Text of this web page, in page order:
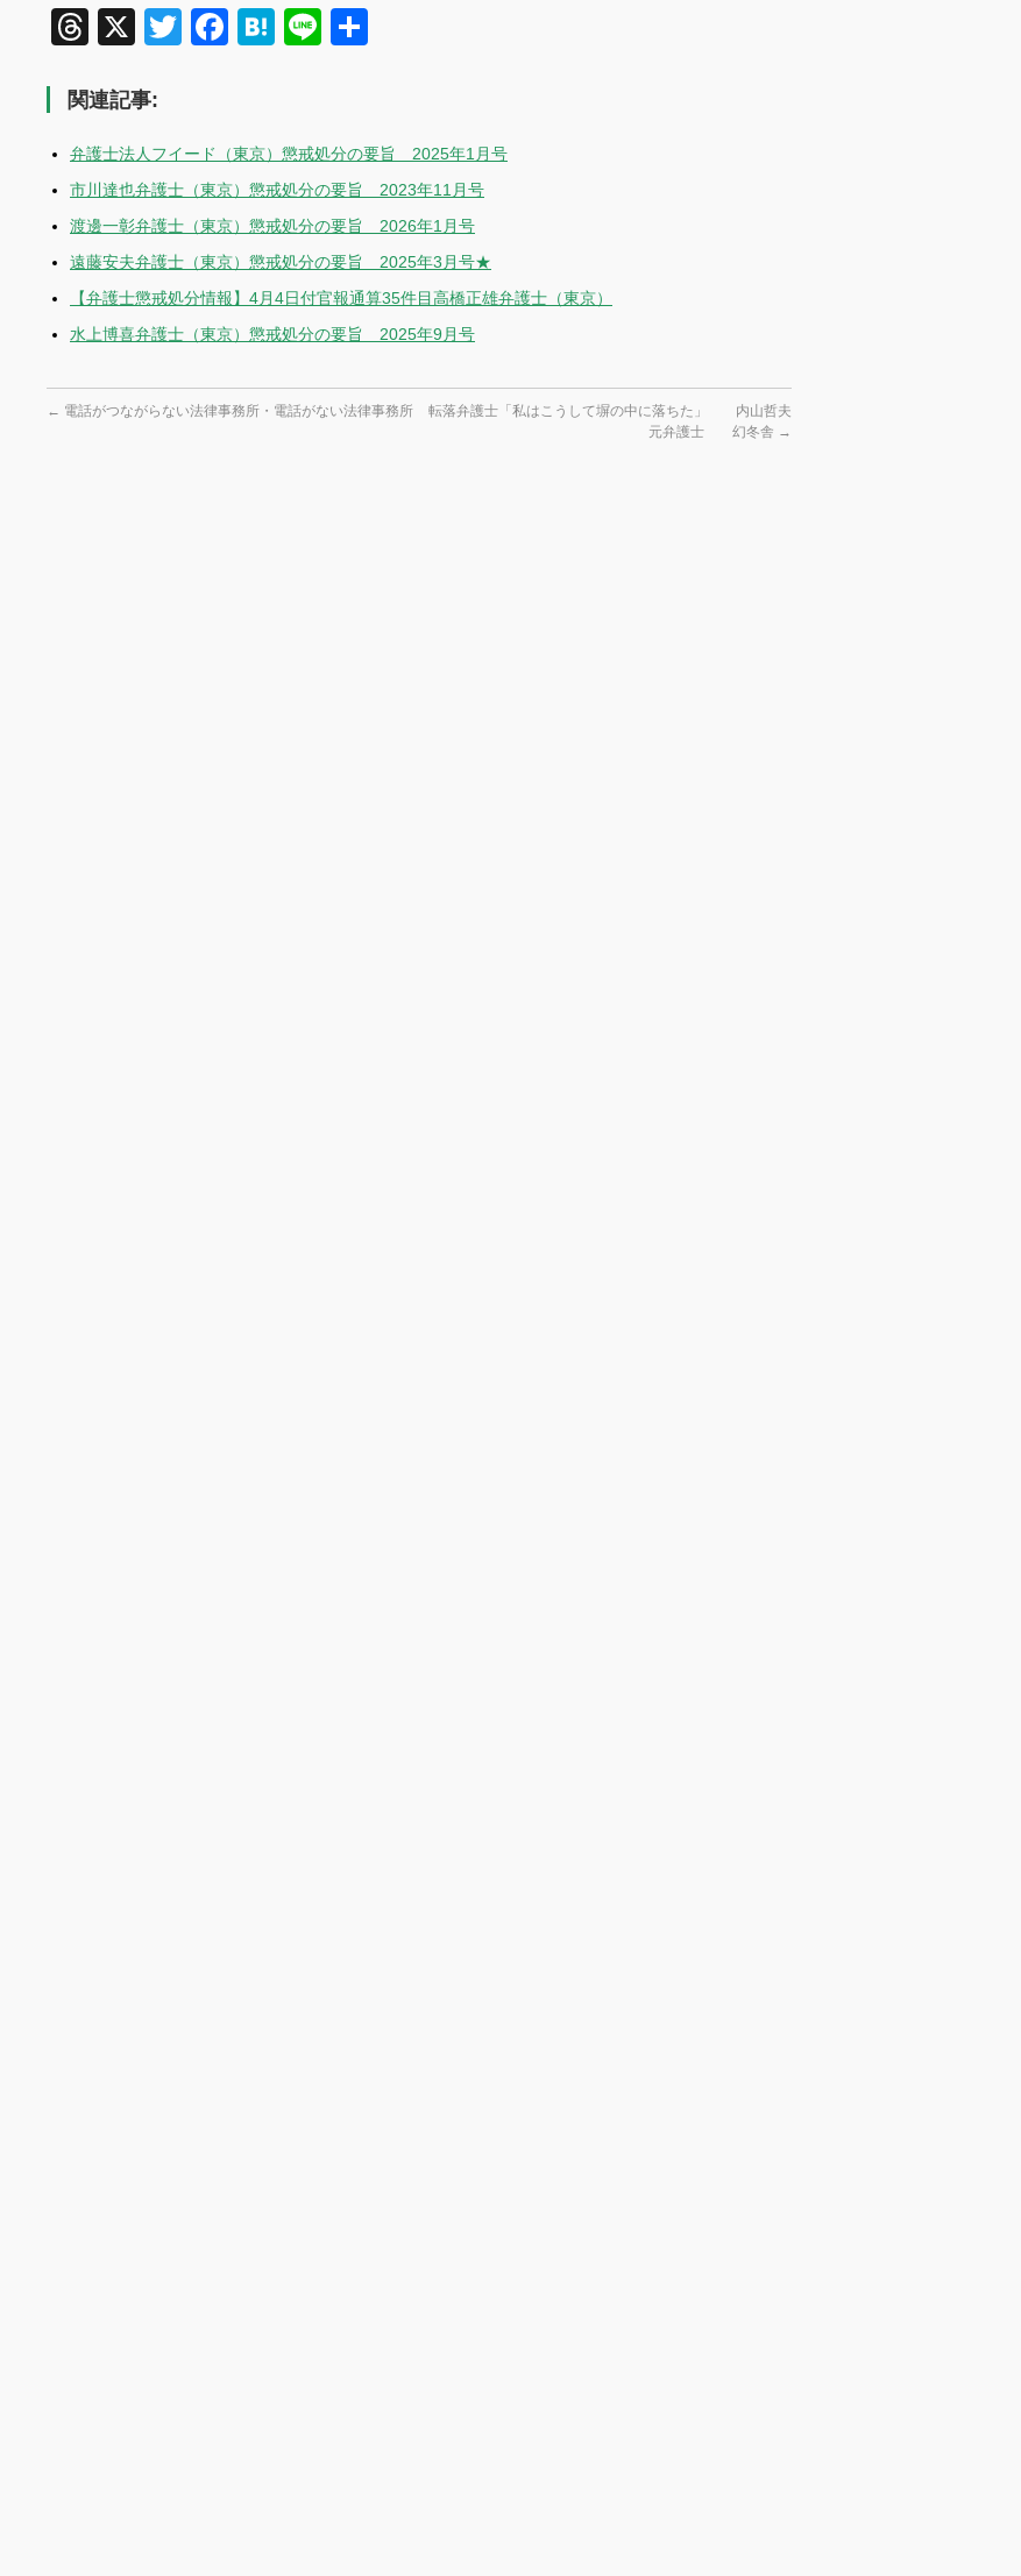
Threads
X TwitterFacebook
Hatena
Line
関連記事:
弁護士法人フイード（東京）懲戒処分の要旨 2025年1月号
市川達也弁護士（東京）懲戒処分の要旨 2023年11月号
渡邊一彰弁護士（東京）懲戒処分の要旨 2026年1月号
遠藤安夫弁護士（東京）懲戒処分の要旨 2025年3月号★
【弁護士懲戒処分情報】4月4日付官報通算35件目高橋正雄弁護士（東京）
水上博喜弁護士（東京）懲戒処分の要旨 2025年9月号
← 電話がつながらない法律事務所・電話がない法律事務所
転落弁護士「私はこうして塀の中に落ちた」 内山哲夫
元弁護士 幻冬舎 →